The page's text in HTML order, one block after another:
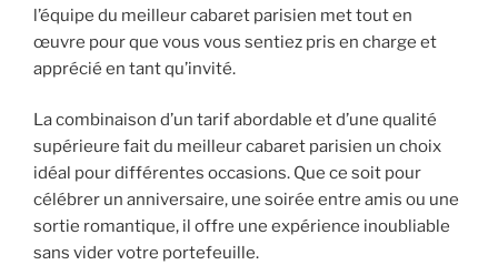
l’équipe du meilleur cabaret parisien met tout en
œuvre pour que vous vous sentiez pris en charge et
apprécié en tant qu’invité.
La combinaison d’un tarif abordable et d’une qualité
supérieure fait du meilleur cabaret parisien un choix
idéal pour différentes occasions. Que ce soit pour
célébrer un anniversaire, une soirée entre amis ou une
sortie romantique, il offre une expérience inoubliable
sans vider votre portefeuille.